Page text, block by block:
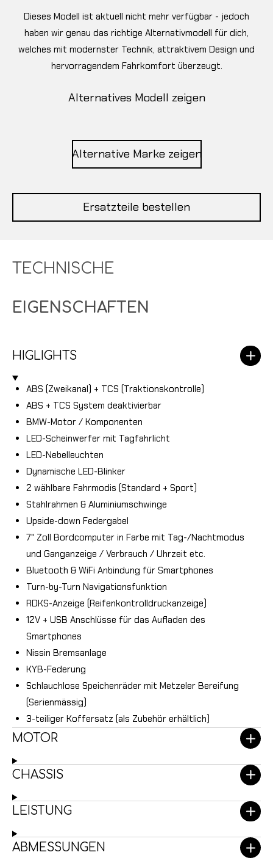
Dieses Modell ist aktuell nicht mehr verfügbar - jedoch
haben wir genau das richtige Alternativmodell für dich,
welches mit modernster Technik, attraktivem Design und
hervorragendem Fahrkomfort überzeugt.
Alternatives Modell zeigen
Alternative Marke zeigen
Ersatzteile bestellen
TECHNISCHE
EIGENSCHAFTEN
HIGLIGHTS
ABS (Zweikanal) + TCS (Traktionskontrolle)
ABS + TCS System deaktivierbar
BMW-Motor / Komponenten
LED-Scheinwerfer mit Tagfahrlicht
LED-Nebelleuchten
Dynamische LED-Blinker
2 wählbare Fahrmodis (Standard + Sport)
Stahlrahmen & Aluminiumschwinge
Upside-down Federgabel
7" Zoll Bordcomputer in Farbe mit Tag-/Nachtmodus
und Ganganzeige / Verbrauch / Uhrzeit etc.
Bluetooth & WiFi Anbindung für Smartphones
Turn-by-Turn Navigationsfunktion
RDKS-Anzeige (Reifenkontrolldruckanzeige)
12V + USB Anschlüsse für das Aufladen des
Smartphones
Nissin Bremsanlage
KYB-Federung
Schlauchlose Speichenräder mit Metzeler Bereifung
(Serienmässig)
3-teiliger Koffersatz (als Zubehör erhältlich)
MOTOR
CHASSIS
LEISTUNG
ABMESSUNGEN